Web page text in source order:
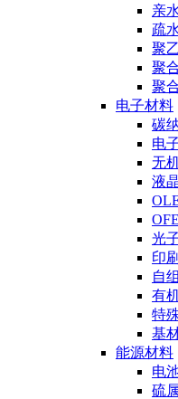
亲
疏
聚
聚
聚
电子材料
碳
电
无
液
光
印
自
有
特
基
能源材料
电
硫